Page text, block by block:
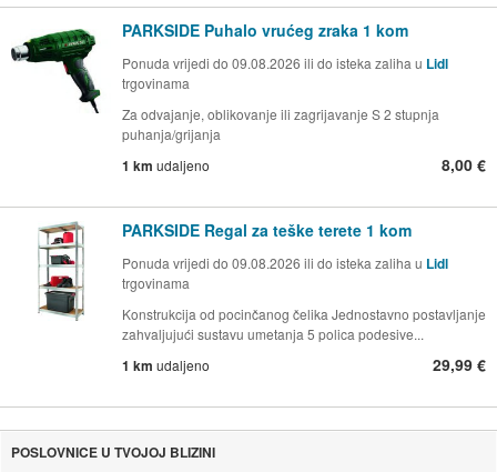
PARKSIDE Puhalo vrućeg zraka 1 kom
Ponuda vrijedi do 09.08.2026 ili do isteka zaliha u Lidl
trgovinama
Za odvajanje, oblikovanje ili zagrijavanje S 2 stupnja
puhanja/grijanja
1 km udaljeno 8,00 €
PARKSIDE Regal za teške terete 1 kom
Ponuda vrijedi do 09.08.2026 ili do isteka zaliha u Lidl
trgovinama
Konstrukcija od pocinčanog čelika Jednostavno postavljanje
zahvaljujući sustavu umetanja 5 polica podesive...
1 km udaljeno 29,99 €
POSLOVNICE U TVOJOJ BLIZINI